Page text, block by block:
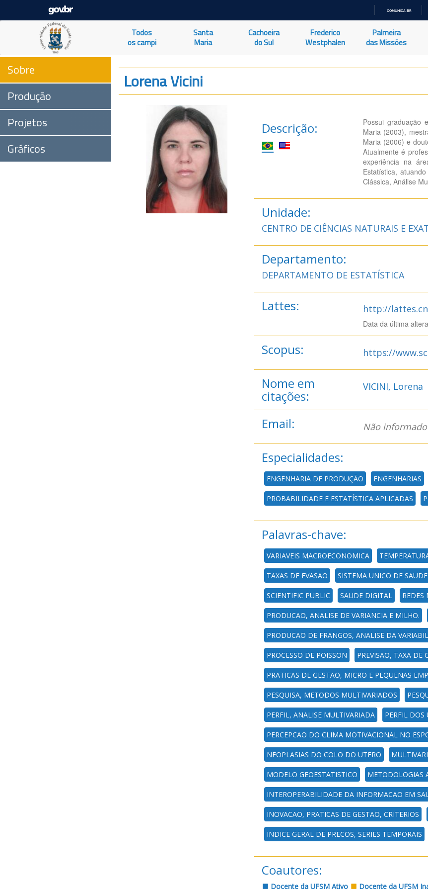
O
COMUNICA BR
Todos
os campi
Santa
Maria
Cachoeira
do Sul
Frederico
Westphalen
Palmeira
das Missões
Sobre
Produção
Projetos
Gráficos
Lorena Vicini
Descrição:
Possui graduação
Maria (2003),
Maria (2006) e
Atualmente é
experiência na
Estatística,
Clássica, Análise
Unidade:
CENTRO DE CIÊNCIAS NATURAIS E
Departamento:
DEPARTAMENTO DE ESTATÍSTICA
Lattes: http://
Data da última
Scopus: https://
Nome em
citações:
VICINI, Lorena
Email: Não informado
Especialidades:
ENGENHARIA DE PRODUÇÃO ENGENHARIAS
PROBABILIDADE E ESTATÍSTICA APLICADAS
Palavras-chave:
VARIAVEIS MACROECONOMICA
TAXAS DE EVASAO SISTEMA UNICO DE SAUDE
SCIENTIFIC PUBLIC SAUDE DIGITAL REDES
PRODUCAO, ANALISE DE VARIANCIA E MILHO.
PRODUCAO DE FRANGOS, ANALISE DA
PROCESSO DE POISSON PREVISAO, TAXA DE
PRATICAS DE GESTAO, MICRO E PEQUENAS
PESQUISA, METODOS MULTIVARIADOS
PERFIL, ANALISE MULTIVARIADA PERFIL DOS
PERCEPCAO DO CLIMA MOTIVACIONAL NO
NEOPLASIAS DO COLO DO UTERO
MODELO GEOESTATISTICO METODOLOGIAS
INTEROPERABILIDADE DA INFORMACAO EM
INOVACAO, PRATICAS DE GESTAO, CRITERIOS
INDICE GERAL DE PRECOS, SERIES TEMPORAIS
Coautores:
Docente da UFSM Ativo Docente da UFSM